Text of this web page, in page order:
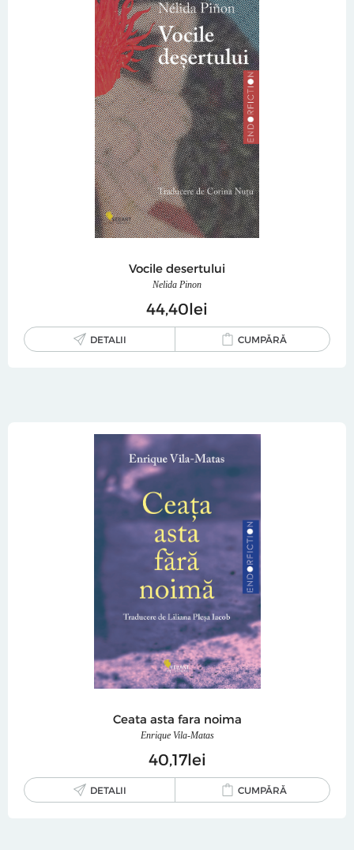
Vocile desertului
Nelida Pinon
4440lei
DETALII CUMPĂRĂ
Ceata asta fara noima
Enrique Vila-Matas
4017lei
DETALII CUMPĂRĂ